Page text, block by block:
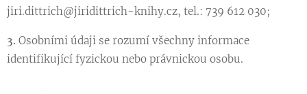
jiri.dittrich@jiridittrich-knihy.cz, tel.: 739 612 030;
3. Osobními údaji se rozumí všechny informace
identifikující fyzickou nebo právnickou osobu.